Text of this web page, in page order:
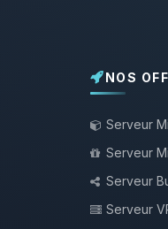
NOS
Serveur
Serveur
Serveur
Serveur